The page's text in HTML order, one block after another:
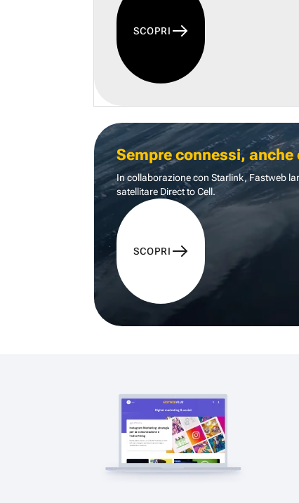
SCOPRI
Sempre connessi,
In collaborazione con Starlink, Fastweb
satellitare Direct to Cell.
SCOPRI